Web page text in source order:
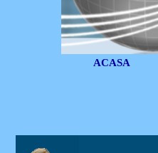
ACASA